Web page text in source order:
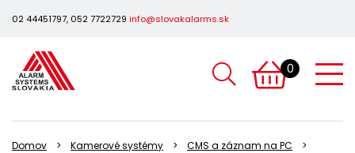
02 44451797, 052 7722729 info@slovakalarms.sk
0
Domov Kamerové systémy
CMS a záznam na PC